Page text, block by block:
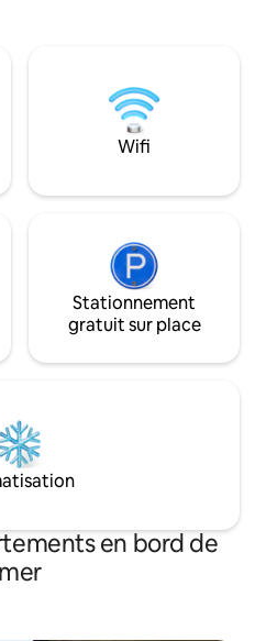
enfants,
en
un golf
Emplacement
d'un sanctuaire
l'équilibre parfait
mais à seulement
Wifi
Stationnement
gratuit sur place
en bord de
mer